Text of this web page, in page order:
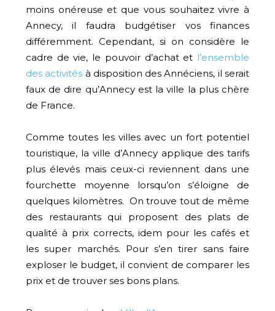
moins onéreuse et que vous souhaitez vivre à
Annecy, il faudra budgétiser vos finances
différemment. Cependant, si on considère le
cadre de vie, le pouvoir d’achat et l’ensemble
des activités à disposition des Annéciens, il serait
faux de dire qu’Annecy est la ville la plus chère
de France.
Comme toutes les villes avec un fort potentiel
touristique, la ville d’Annecy applique des tarifs
plus élevés mais ceux-ci reviennent dans une
fourchette moyenne lorsqu’on s’éloigne de
quelques kilomètres. On trouve tout de même
des restaurants qui proposent des plats de
qualité à prix corrects, idem pour les cafés et
les super marchés. Pour s’en tirer sans faire
exploser le budget, il convient de comparer les
prix et de trouver ses bons plans.